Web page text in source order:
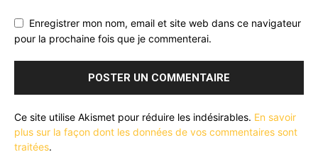
Enregistrer mon nom, email et site web dans ce navigateur
pour la prochaine fois que je commenterai.
Ce site utilise Akismet pour réduire les indésirables. En savoir
plus sur la façon dont les données de vos commentaires sont
traitées.